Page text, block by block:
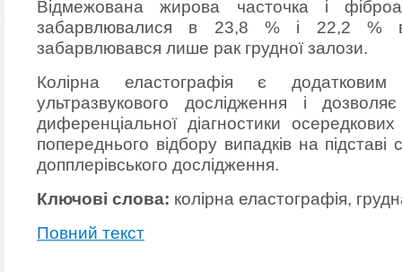
Відмежована жирова часточка і
забарвлювалися в 23,8 % і 22,2 %
забарвлювався лише рак грудної залози.
Колірна еластографія є
ультразвукового дослідження і
диференціальної діагностики
попереднього відбору випадків на підставі
допплерівського дослідження.
Ключові слова: колірна еластографія,
Повний текст